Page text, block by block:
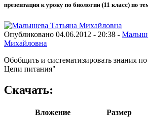
презентация к уроку по биологии (11 класс) по
Опубликовано 04.06.2012 - 20:38 -
Михайловна
Обобщить и систематизировать знания
Цепи питания"
Скачать:
Вложение
Размер